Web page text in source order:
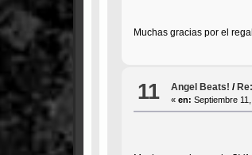
Muchas gracias por el
11 Angel Beats! /
«en: Septiembre